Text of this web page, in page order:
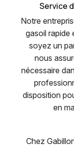
Service
Notre
gasoil rapide
soyez un
nous
nécessaire
disposition
en
Chez